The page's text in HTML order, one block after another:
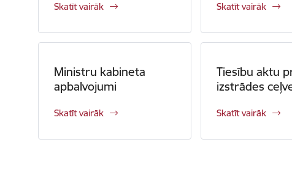
Skatīt vairāk Skatīt vairāk
Ministru kabineta
apbalvojumi
Skatīt vairāk
Tiesību aktu
izstrādes
Skatīt vairāk